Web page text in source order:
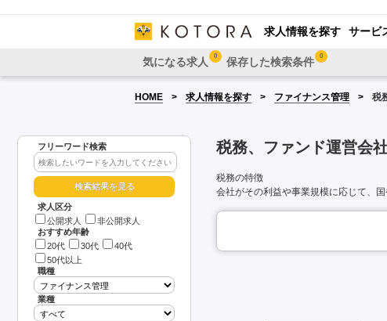
求人情報を探す サービ
気になる求人 0 保存した検索条件 0
HOME 求人情報を探す ファイナンス管理 税
フリーワード検索
求人区分
公開求人
非公開求人
おすすめ年齢
20代
30代
40代
50代以上
職種
業種
税務、ファンド運営会
税務の特徴
会社がその利益や事業規模に応じて、